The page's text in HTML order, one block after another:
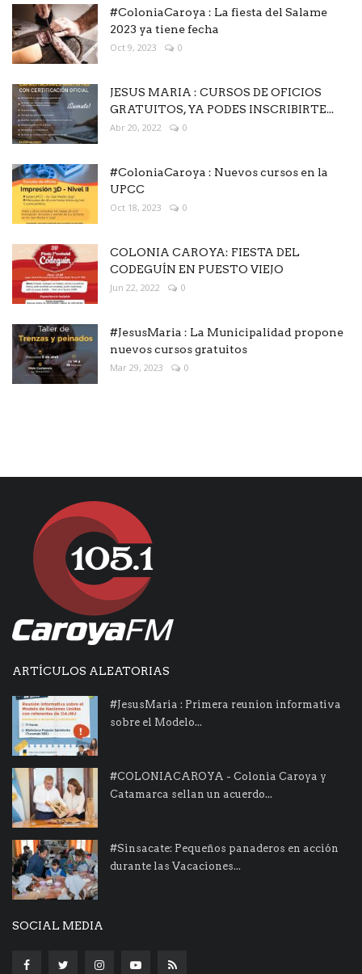
#ColoniaCaroya : La fiesta del Salame
2023 ya tiene fecha
Oct 9, 2023 0
JESUS MARIA : CURSOS DE OFICIOS
GRATUITOS, YA PODES INSCRIBIRTE...
Abr 20, 2022 0
#ColoniaCaroya : Nuevos cursos en la
UPCC
Oct 18, 2023 0
COLONIA CAROYA: FIESTA DEL
CODEGUÍN EN PUESTO VIEJO
Jun 22, 2022 0
#JesusMaria : La Municipalidad propone
nuevos cursos gratuitos
Mar 29, 2023 0
ARTÍCULOS ALEATORIAS
#JesusMaria : Primera reunion informativa
sobre el Modelo...
#COLONIACAROYA - Colonia Caroya y
Catamarca sellan un acuerdo...
#Sinsacate: Pequeños panaderos en acción
durante las Vacaciones...
SOCIAL MEDIA